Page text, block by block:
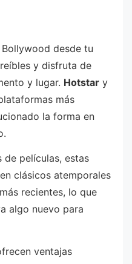
desde tu
y disfruta de
y lugar. Hotstar y
más
la forma en
de películas, estas
clásicos atemporales
recientes, lo que
algo nuevo para
ventajas